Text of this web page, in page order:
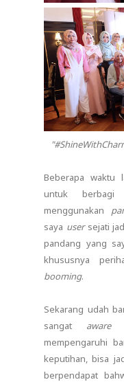
Beberapa waktu
untuk berbagi
menggunakan
saya usersejati
pandang yang
khususnya
booming.
Sekarang udah
sangat aware
mempengaruhi
keputihan, bisa
berpendapat